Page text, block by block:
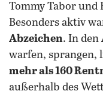
Tommy Tabor und
Besonders aktiv
Abzeichen. In den
warfen, sprangen,
mehr als 160
außerhalb des